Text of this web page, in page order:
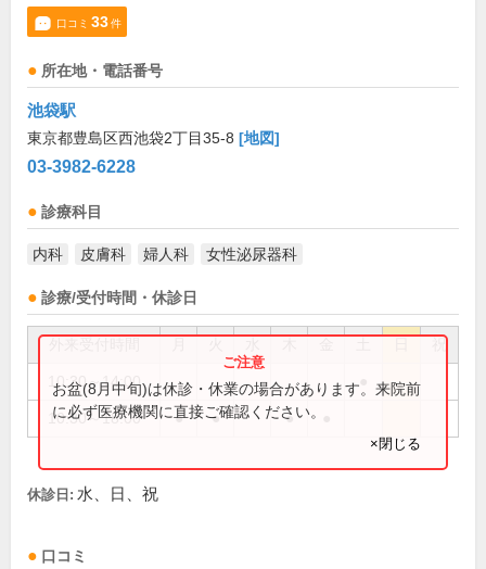
口コミ 33件
所在地・電話番号
池袋駅
東京都豊島区西池袋2丁目35-8 [地図]
03-3982-6228
診療科目
内科 皮膚科 婦人科 女性泌尿器科
診療/受付時間・休診日
祝
10:30～14:00
10:30～18:00 ● ● ●
お盆(8月中旬)は休診・休業の場合があります。来院前
に必ず医療機関に直接ご確認ください。
×閉じる
休診日: 水、日、祝
口コミ